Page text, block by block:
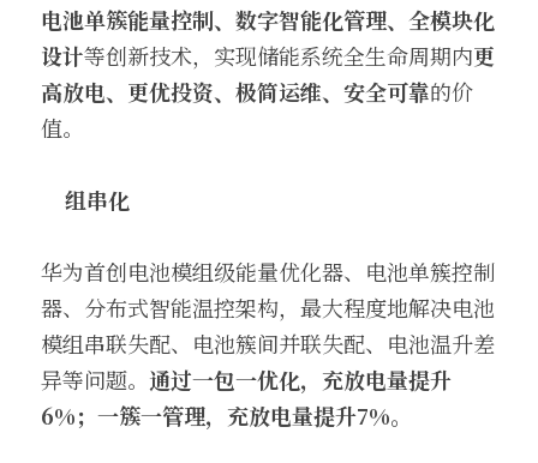
电池单簇能量控制、数字智能化管理、全模块化
设计等创新技术，实现储能系统全生命周期内更
高放电、更优投资、极简运维、安全可靠的价
值。
组串化
华为首创电池模组级能量优化器、电池单簇控制
器、分布式智能温控架构，最大程度地解决电池
模组串联失配、电池簇间并联失配、电池温升差
异等问题。 通过一包一优化，充放电量提升
6%；一簇一管理，充放电量提升7%。